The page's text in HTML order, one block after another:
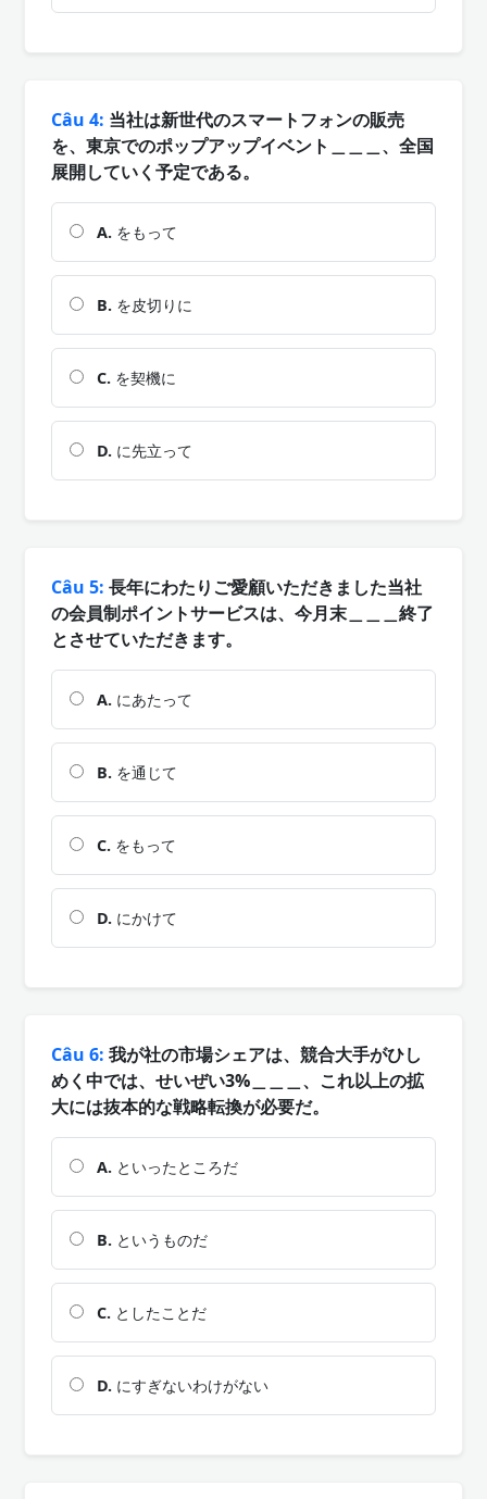
Câu 4: 当社は新世代のスマートフォンの販売
を、東京でのポップアップイベント＿＿＿、全国
展開していく予定である。
A. をもって
B. を皮切りに
C. を契機に
D. に先立って
Câu 5: 長年にわたりご愛顧いただきました当社
の会員制ポイントサービスは、今月末＿＿＿終了
とさせていただきます。
A. にあたって
B. を通じて
C. をもって
D. にかけて
Câu 6: 我が社の市場シェアは、競合大手がひし
めく中では、せいぜい3%＿＿＿、これ以上の拡
大には抜本的な戦略転換が必要だ。
A. といったところだ
B. というものだ
C. としたことだ
D. にすぎないわけがない